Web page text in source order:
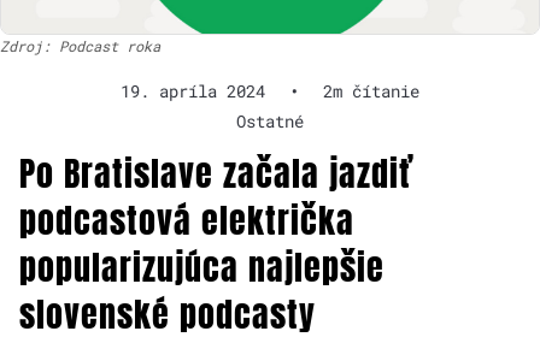
Zdroj: Podcast roka
19. apríla 2024 •
2m čítanie
Ostatné
Po Bratislave začala jazdiť
podcastová električka
popularizujúca najlepšie
slovenské podcasty